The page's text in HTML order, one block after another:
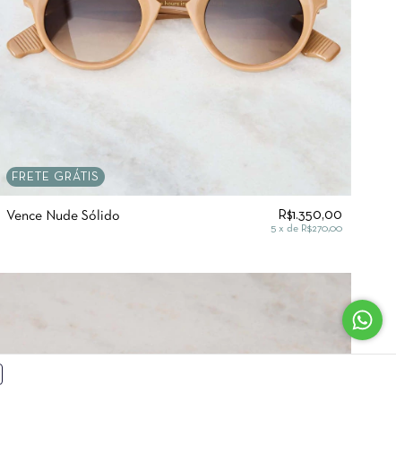
FRETE GRÁTIS
Vence Nude Sólido R$1.350,00
5 x de R$270,00